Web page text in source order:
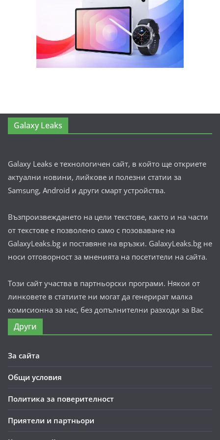
Galaxy Leaks
Galaxy Leaks е технологичен сайт, в който ще откриете
актуални новини, лийкове и полезни статии за
Samsung, Android и други смарт устройства.
Възпроизвеждането на цели текстове, както и на части
от текстове е позволено само с позоваване на
GalaxyLeaks.bg и поставяне на връзки. GalaxyLeaks.bg не
носи отговорност за мненията на посетители на сайта.
Този сайт участва в партньорски програми. Някои от
линковете в статиите ни могат да генерират малка
комисионна за нас, без допълнителни разходи за Вас
Други
За сайта
Общи условия
Политика за поверителност
Приятели и партньори